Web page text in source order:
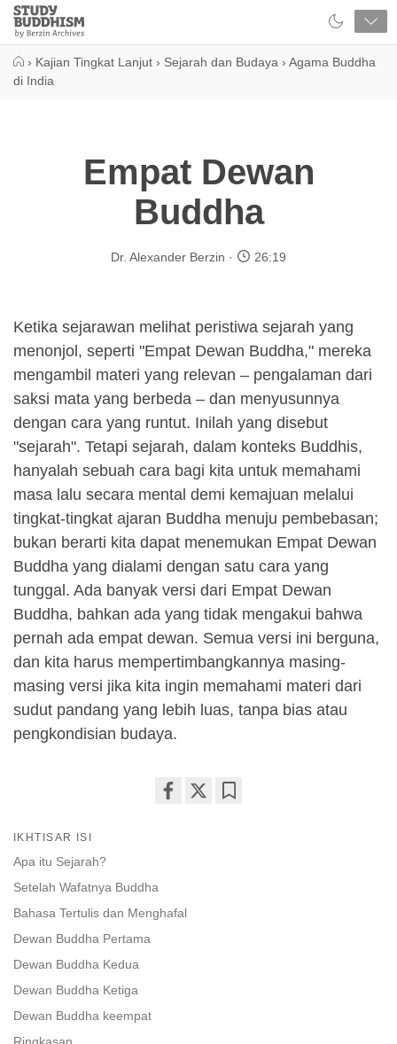
Close
Study
Buddhism
› Kajian Tingkat Lanjut › Sejarah dan Budaya › Agama Buddha
di India
Empat Dewan
Buddha
Dr. Alexander Berzin 26:19
Ketika sejarawan melihat peristiwa sejarah yang
menonjol, seperti "Empat Dewan Buddha," mereka
mengambil materi yang relevan – pengalaman dari
saksi mata yang berbeda – dan menyusunnya
dengan cara yang runtut. Inilah yang disebut
"sejarah". Tetapi sejarah, dalam konteks Buddhis,
hanyalah sebuah cara bagi kita untuk memahami
masa lalu secara mental demi kemajuan melalui
tingkat-tingkat ajaran Buddha menuju pembebasan;
bukan berarti kita dapat menemukan Empat Dewan
Buddha yang dialami dengan satu cara yang
tunggal. Ada banyak versi dari Empat Dewan
Buddha, bahkan ada yang tidak mengakui bahwa
pernah ada empat dewan. Semua versi ini berguna,
dan kita harus mempertimbangkannya masing-
masing versi jika kita ingin memahami materi dari
sudut pandang yang lebih luas, tanpa bias atau
pengkondisian budaya.
IKHTISAR ISI
Apa itu Sejarah?
Setelah Wafatnya Buddha
Bahasa Tertulis dan Menghafal
Dewan Buddha Pertama
Dewan Buddha Kedua
Dewan Buddha Ketiga
Dewan Buddha keempat
Ringkasan